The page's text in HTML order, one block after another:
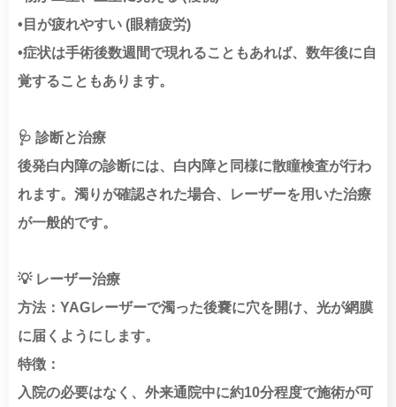
•目が疲れやすい (眼精疲労)
•症状は手術後数週間で現れることもあれば、数年後に自
覚することもあります。
🩺 診断と治療
後発白内障の診断には、白内障と同様に散瞳検査が行わ
れます。濁りが確認された場合、レーザーを用いた治療
が一般的です。
💡 レーザー治療
方法：YAGレーザーで濁った後嚢に穴を開け、光が網膜
に届くようにします。
特徴：
入院の必要はなく、外来通院中に約10分程度で施術が可